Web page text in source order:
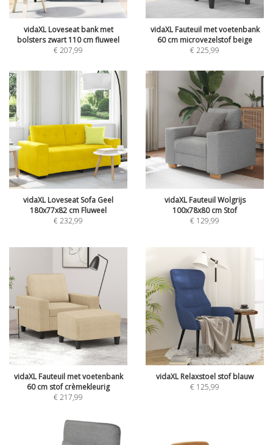
vidaXL Loveseat bank met
bolsters zwart 110 cm fluweel
€207,99
vidaXL Fauteuil met voetenbank
60 cm microvezelstof beige
€225,99
vidaXL Loveseat Sofa Geel
180x77x82 cm Fluweel
€232,99
vidaXL Fauteuil Wolgrijs
100x78x80 cm Stof
€ 129,99
vidaXL Fauteuil met voetenbank
60 cm stof crèmekleurig
€217,99
vidaXL Relaxstoel stof blauw
€ 125,99